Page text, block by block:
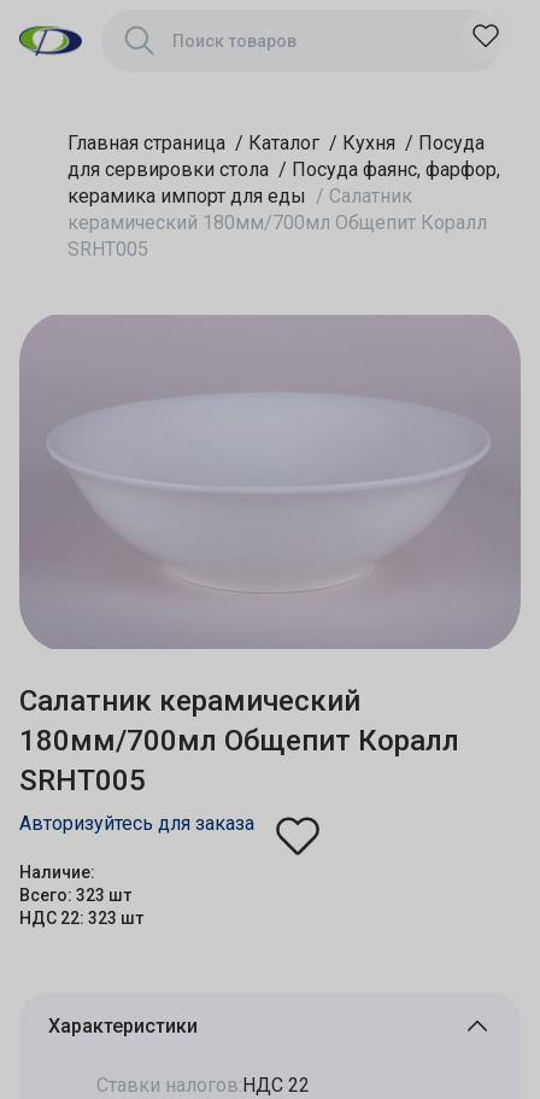
Главная страница / Каталог / Кухня / Посуда
для сервировки стола / Посуда фаянс, фарфор,
керамика импорт для еды / Салатник
керамический 180мм/700мл Общепит Коралл
SRHT005
Салатник керамический
180мм/700мл Общепит Коралл
SRHT005
Авторизуйтесь для заказа
Наличие:
Всего: 323 шт
НДС 22: 323 шт
Характеристики
Ставки налогов:НДС 22